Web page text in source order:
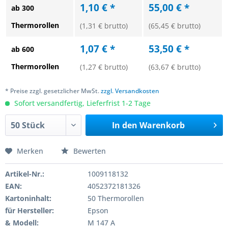
ab 300
Thermorollen
1,10 € *
(1,31 € brutto)
55,00 € *
(65,45 € brutto)
ab 600
Thermorollen
1,07 € *
(1,27 € brutto)
53,50 € *
(63,67 € brutto)
* Preise zzgl. gesetzlicher MwSt.zzgl. Versandkosten
Sofort versandfertig, Lieferfrist 1-2 Tage
In den Warenkorb
Merken Bewerten
Artikel-Nr.:
1009118132
EAN:
4052372181326
Kartoninhalt:
50 Thermorollen
für Hersteller:
Epson
& Modell:
M 147 A